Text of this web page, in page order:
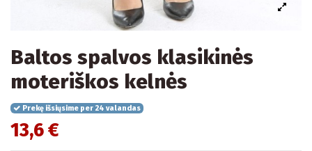
Baltos spalvos klasikinės
moteriškos kelnės
Prekę išsiųsime per 24 valandas
13,6 €